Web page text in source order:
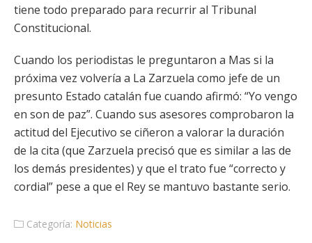
tiene todo preparado para recurrir al Tribunal
Constitucional.
Cuando los periodistas le preguntaron a Mas si la
próxima vez volvería a La Zarzuela como jefe de un
presunto Estado catalán fue cuando afirmó: “Yo vengo
en son de paz”. Cuando sus asesores comprobaron la
actitud del Ejecutivo se ciñeron a valorar la duración
de la cita (que Zarzuela precisó que es similar a las de
los demás presidentes) y que el trato fue “correcto y
cordial” pese a que el Rey se mantuvo bastante serio.
Categoría: Noticias